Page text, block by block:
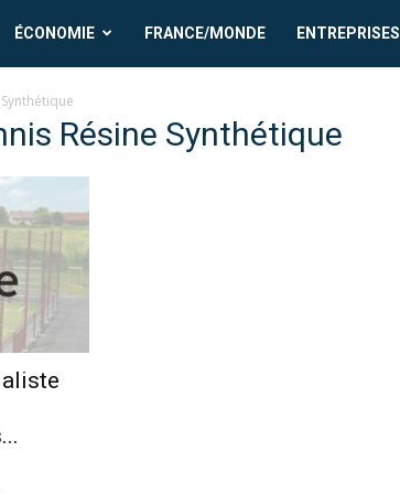
ÉCONOMIE FRANCE/MONDE ENTREPRISES
Résine Synthétique